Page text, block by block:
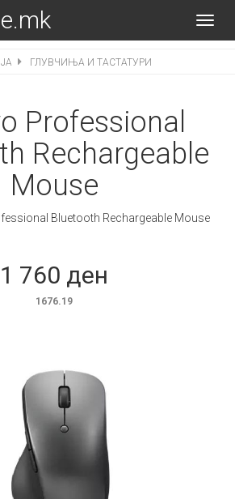
ГЛУВЧИЊА И ТАСТАТУРИ
Professional
Rechargeable
Mouse
Bluetooth Rechargeable Mouse
1 760 ден
1676.19